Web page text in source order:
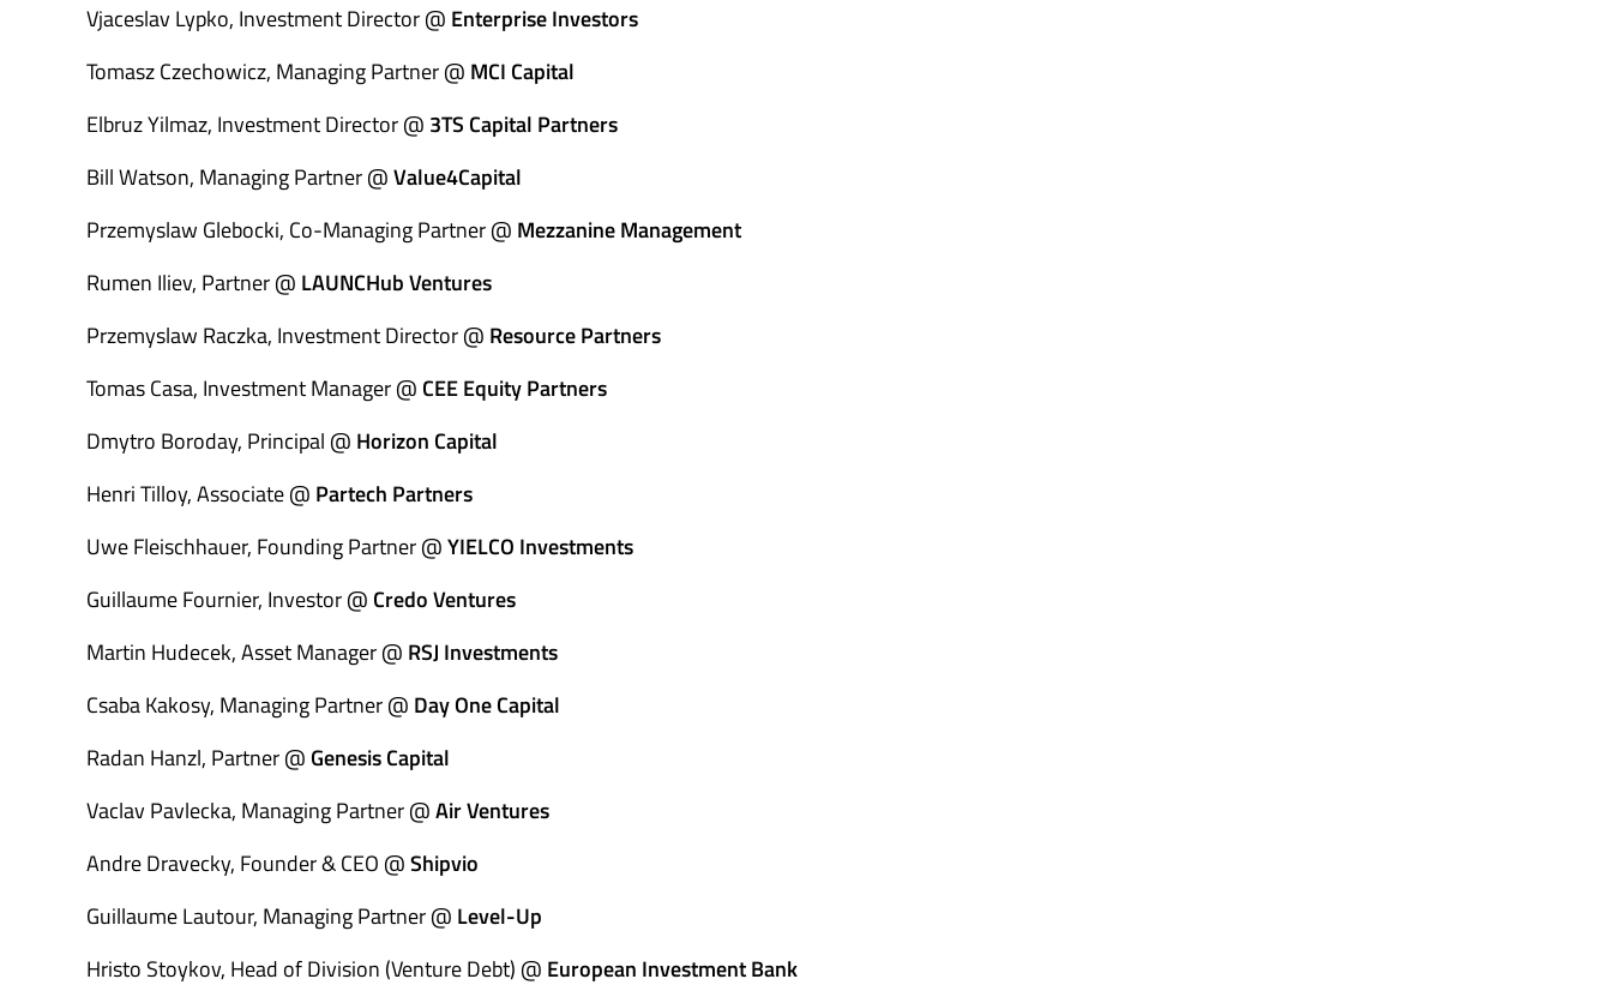
Vjaceslav Lypko, Investment Director @ Enterprise Investors
Tomasz Czechowicz, Managing Partner @ MCI Capital
Elbruz Yilmaz, Investment Director @ 3TS Capital Partners
Bill Watson, Managing Partner @Value4Capital
Przemyslaw Glebocki, Co-Managing Partner @ Mezzanine Management
Rumen Iliev, Partner @ LAUNCHub Ventures
Przemyslaw Raczka, Investment Director @ Resource Partners
Tomas Casa, Investment Manager @ CEE Equity Partners
Dmytro Boroday, Principal @ Horizon Capital
Henri Tilloy, Associate @ Partech Partners
Uwe Fleischhauer, Founding Partner @YIELCO Investments
Guillaume Fournier, Investor @ Credo Ventures
Martin Hudecek, Asset Manager @ RSJ Investments
Csaba Kakosy, Managing Partner @ Day One Capital
Radan Hanzl, Partner @ Genesis Capital
Vaclav Pavlecka, Managing Partner @Air Ventures
Andre Dravecky, Founder & CEO @Shipvio
Guillaume Lautour, Managing Partner @ Level-Up
Hristo Stoykov, Head of Division (Venture Debt) @ European Investment Bank